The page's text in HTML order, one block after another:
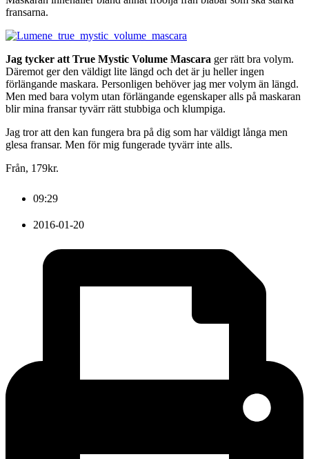
fransarna.
Jag tycker att True Mystic Volume Mascara ger rätt bra volym.
Däremot ger den väldigt lite längd och det är ju heller ingen
förlängande maskara. Personligen behöver jag mer volym än längd.
Men med bara volym utan förlängande egenskaper alls på maskaran
blir mina fransar tyvärr rätt stubbiga och klumpiga.
Jag tror att den kan fungera bra på dig som har väldigt långa men
glesa fransar. Men för mig fungerade tyvärr inte alls.
Från, 179kr.
09:29
2016-01-20